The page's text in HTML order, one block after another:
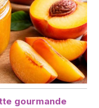
gourmande